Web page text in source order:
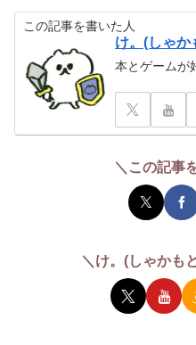
この記事を書いた人
け。(しゃか
本とゲームが
＼この記事
＼け。(しゃかも